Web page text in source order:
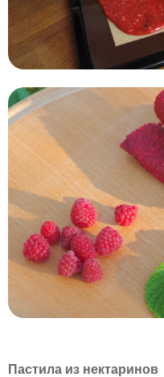
Пастила из нектаринов